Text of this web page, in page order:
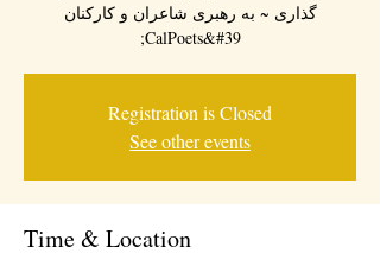
گذاری ~ به رهبری شاعران و کارکنان
CalPoets&#39;
Registration is Closed
See other events
Time & Location